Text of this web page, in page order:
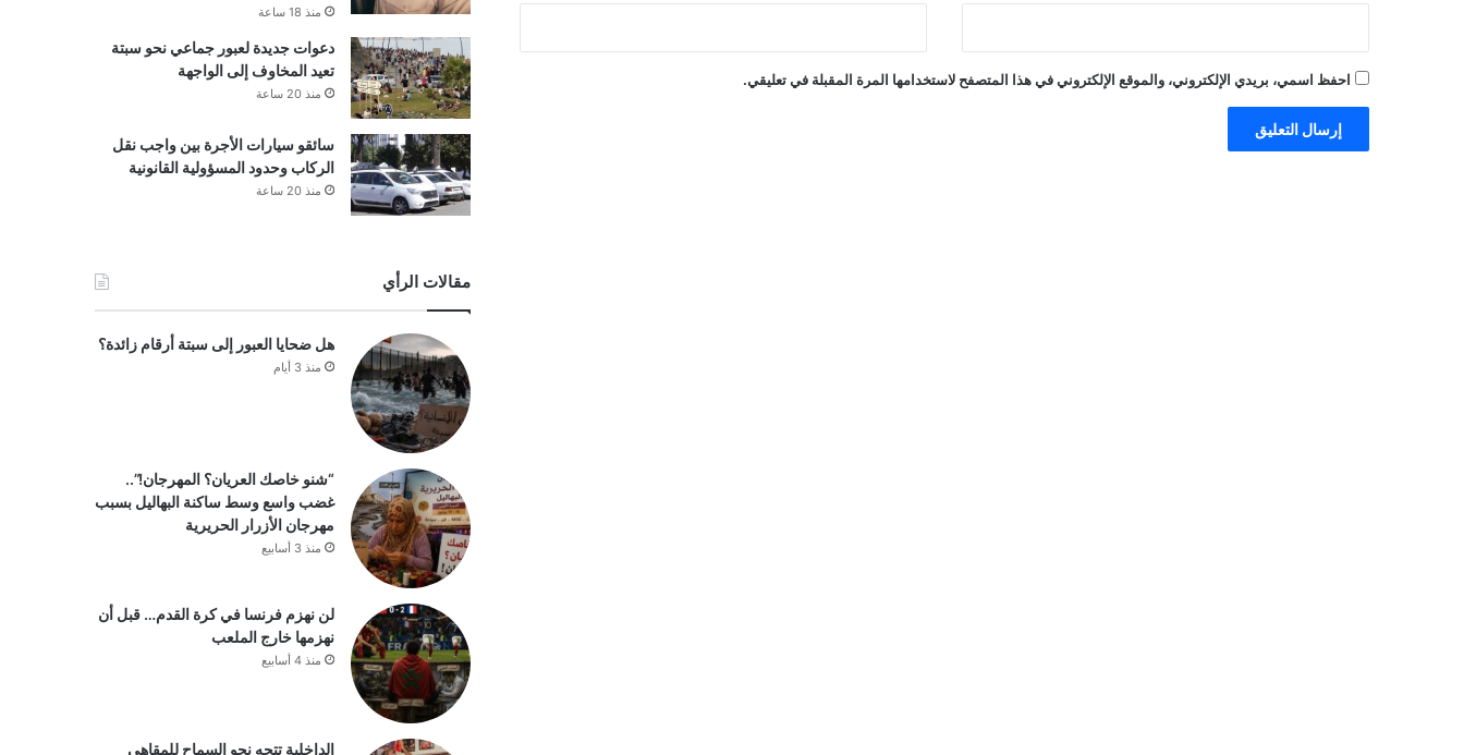
احفظ اسمي، بريدي الإلكتروني، والموقع الإلكتروني في هذا المتصفح لاستخدامها المرة المقبلة في تعليقي.
منذ 18 ساعة
دعوات جديدة لعبور جماعي نحو سبتة
تعيد المخاوف إلى الواجهة
منذ 20 ساعة
سائقو سيارات الأجرة بين واجب نقل
الركاب وحدود المسؤولية القانونية
منذ 20 ساعة
مقالات الرأي
هل ضحايا العبور إلى سبتة أرقام زائدة؟
منذ 3 أيام
“شنو خاصك العريان؟ المهرجان!”..
غضب واسع وسط ساكنة البهاليل بسبب
مهرجان الأزرار الحريرية
منذ 3 أسابيع
لن نهزم فرنسا في كرة القدم… قبل أن
نهزمها خارج الملعب
منذ 4 أسابيع
الداخلية تتجه نحو السماح للمقاهي